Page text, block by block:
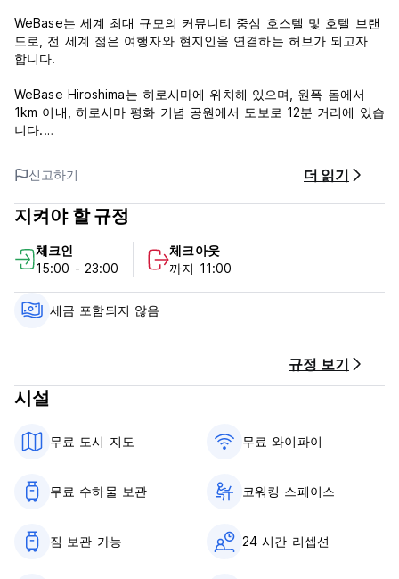
WeBase는 세계 최대 규모의 커뮤니티 중심 호스텔 및 호텔 브랜
드로, 전 세계 젊은 여행자와 현지인을 연결하는 허브가 되고자
합니다.
WeBase Hiroshima는 히로시마에 위치해 있으며, 원폭 돔에서
1km 이내, 히로시마 평화 기념 공원에서 도보로 12분 거리에 있습
니다.
WeBase Hiroshima는 공용 라운지와 무료 Wi-Fi를 갖춘 숙박시설
입니다.
== 정책 및 조건 ==
2. 체크아웃 시간 : 오전 11시까지
3. 접수시간 : 24시간
4. 결제방법 : 현금(JPY) 또는 신용카드(Visa, Master, Amex)
5. 취소 정책:
7. 금연
9. 아침 식사는 포함되어 있지 않습니다
10. 세금 포함
translated from original language)
신고하기 더 읽기
지켜야 할 규정
체크인
15:00 - 23:00
체크아웃
까지 11:00
세금 포함되지 않음
규정 보기
시설
무료 도시 지도 무료 와이파이
무료 수하물 보관 코워킹 스페이스
짐 보관 가능 24 시간 리셉션